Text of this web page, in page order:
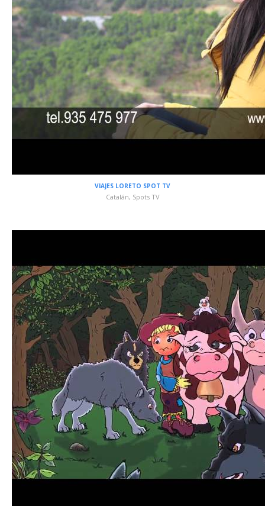
VIAJES LORETO SPOT TV
Catalán, Spots TV